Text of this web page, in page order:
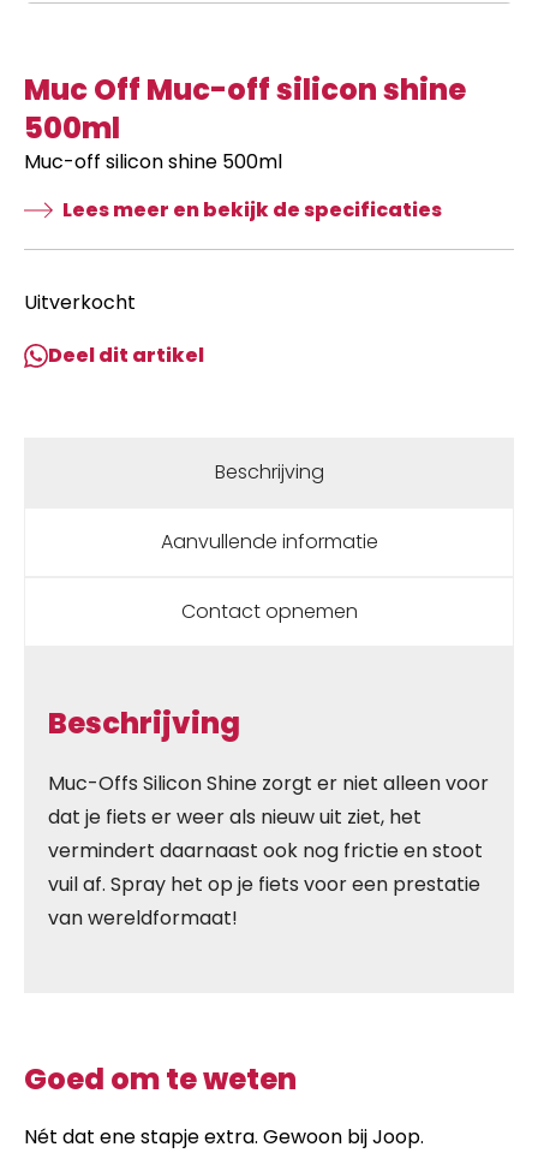
Muc Off Muc-off silicon shine
500ml
Muc-off silicon shine 500ml
Lees meer en bekijk de specificaties
Uitverkocht
Deel dit artikel
Beschrijving
Aanvullende informatie
Contact opnemen
Beschrijving
Muc-Offs Silicon Shine zorgt er niet alleen voor
dat je fiets er weer als nieuw uit ziet, het
vermindert daarnaast ook nog frictie en stoot
vuil af. Spray het op je fiets voor een prestatie
van wereldformaat!
Goed om te weten
Nét dat ene stapje extra. Gewoon bij Joop.